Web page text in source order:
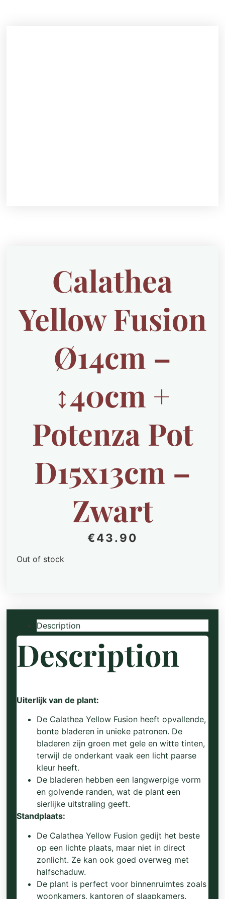
Calathea
Yellow Fusion
Ø14cm –
↕40cm +
Potenza Pot
D15x13cm –
Zwart
€43.90
Out of stock
Description
Description
Uiterlijk van de plant:
De Calathea Yellow Fusion heeft opvallende,
bonte bladeren in unieke patronen. De
bladeren zijn groen met gele en witte tinten,
terwijl de onderkant vaak een licht paarse
kleur heeft.
De bladeren hebben een langwerpige vorm
en golvende randen, wat de plant een
sierlijke uitstraling geeft.
Standplaats:
De Calathea Yellow Fusion gedijt het beste
op een lichte plaats, maar niet in direct
zonlicht. Ze kan ook goed overweg met
halfschaduw.
De plant is perfect voor binnenruimtes zoals
woonkamers, kantoren of slaapkamers.